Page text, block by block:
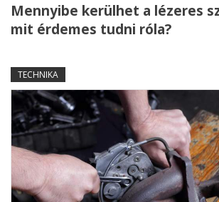
Mennyibe kerülhet a lézeres
mit érdemes tudni róla?
TECHNIKA